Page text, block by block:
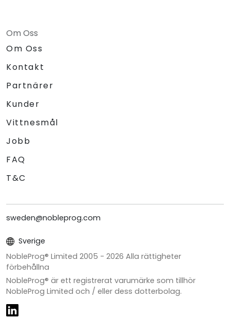
Om Oss
Om Oss
Kontakt
Partnärer
Kunder
Vittnesmål
Jobb
FAQ
T&C
sweden@nobleprog.com
Sverige
NobleProg® Limited 2005 - 2026 Alla rättigheter
förbehållna
NobleProg® är ett registrerat varumärke som tillhör
NobleProg Limited och / eller dess dotterbolag.